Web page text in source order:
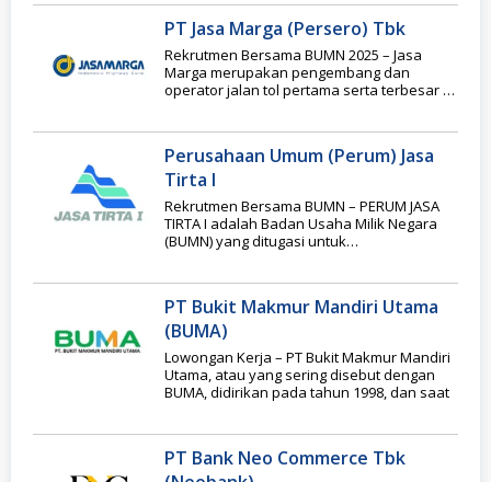
PT Jasa Marga (Persero) Tbk
Rekrutmen Bersama BUMN 2025 – Jasa
Marga merupakan pengembang dan
operator jalan tol pertama serta terbesar di
Perusahaan Umum (Perum) Jasa
Tirta I
Rekrutmen Bersama BUMN – PERUM JASA
TIRTA I adalah Badan Usaha Milik Negara
(BUMN) yang ditugasi untuk
PT Bukit Makmur Mandiri Utama
(BUMA)
Lowongan Kerja – PT Bukit Makmur Mandiri
Utama, atau yang sering disebut dengan
BUMA, didirikan pada tahun 1998, dan saat
PT Bank Neo Commerce Tbk